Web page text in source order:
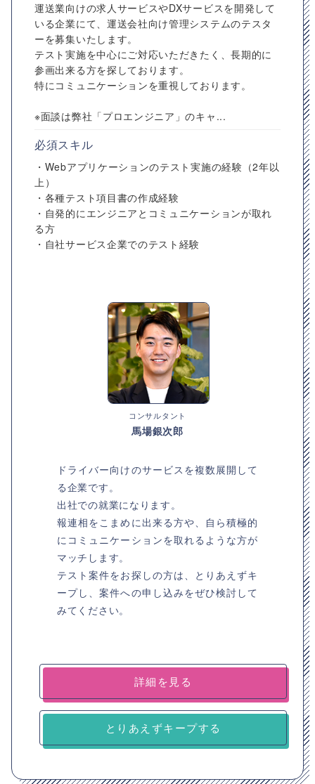
運送業向けの求人サービスやDXサービスを開発して
いる企業にて、運送会社向け管理システムのテスタ
ーを募集いたします。
テスト実施を中心にご対応いただきたく、長期的に
参画出来る方を探しております。
特にコミュニケーションを重視しております。
※面談は弊社「プロエンジニア」のキャ...
必須スキル
・Webアプリケーションのテスト実施の経験（2年以
上）
・各種テスト項目書の作成経験
・自発的にエンジニアとコミュニケーションが取れ
る方
・自社サービス企業でのテスト経験
コンサルタント
馬場銀次郎
ドライバー向けのサービスを複数展開して
る企業です。
出社での就業になります。
報連相をこまめに出来る方や、自ら積極的
にコミュニケーションを取れるような方が
マッチします。
テスト案件をお探しの方は、とりあえずキ
ープし、案件への申し込みをぜひ検討して
みてください。
詳細を見る
とりあえずキープする